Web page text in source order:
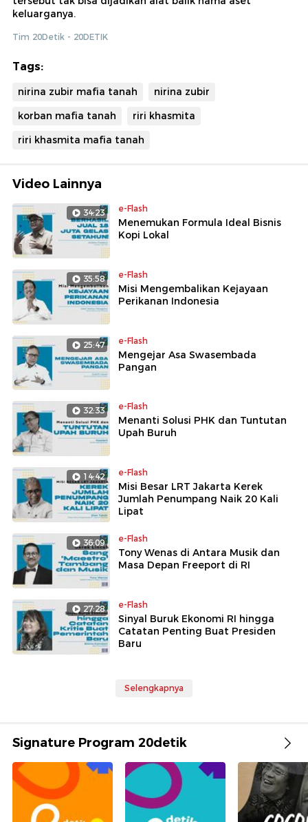
keluarganya.
Tim 20Detik - 20DETIK
Tags:
nirina zubir mafia tanah
nirina zubir
korban mafia tanah
riri khasmita
riri khasmita mafia tanah
Video Lainnya
34:23 e-Flash
Menemukan Formula Ideal Bisnis
Kopi Lokal
35:58 e-Flash
Misi Mengembalikan Kejayaan
Perikanan Indonesia
25:47 e-Flash
Mengejar Asa Swasembada
Pangan
32:33 e-Flash
Menanti Solusi PHK dan Tuntutan
Upah Buruh
14:42 e-Flash
Misi Besar LRT Jakarta Kerek
Jumlah Penumpang Naik 20 Kali
Lipat
36:09 e-Flash
Tony Wenas di Antara Musik dan
Masa Depan Freeport di RI
27:28 e-Flash
Sinyal Buruk Ekonomi RI hingga
Catatan Penting Buat Presiden
Baru
Selengkapnya
Signature Program 20detik